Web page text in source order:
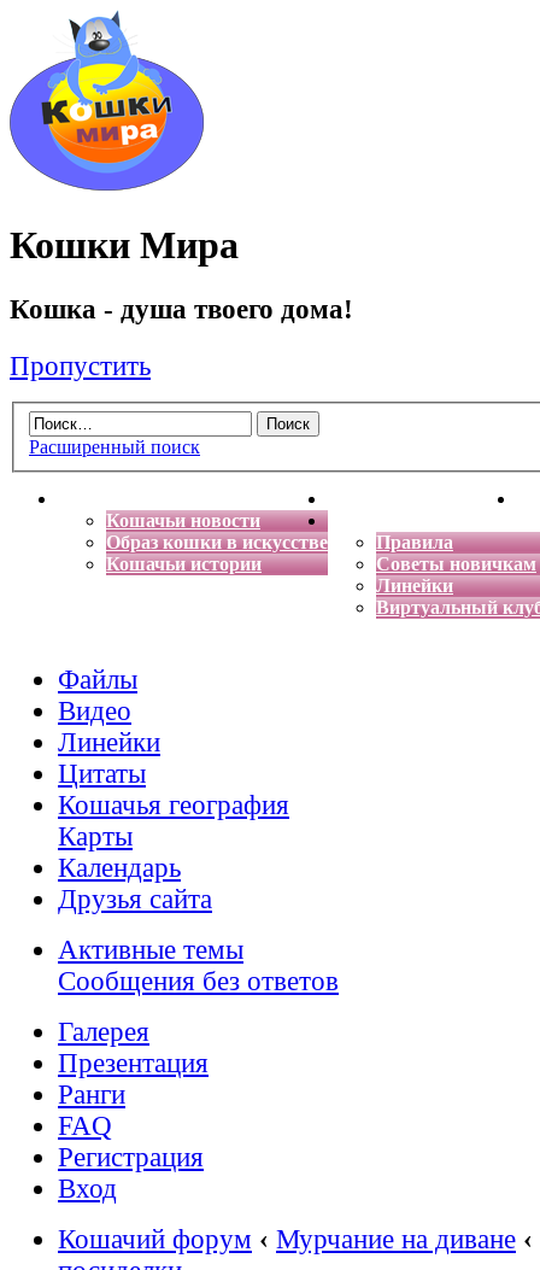
Кошки Мира
Кошка - душа твоего дома!
Пропустить
Расширенный поиск
Кошачьи новости
Образ кошки в искусстве
Кошачьи истории
Энциклопедия кошек
Правила
Советы новичкам
Линейки
Виртуальный
Файлы
Видео
Линейки
Цитаты
Кошачья география
Карты
Календарь
Друзья сайта
Активные темы
Сообщения без ответов
Галерея
Презентация
Ранги
FAQ
Регистрация
Вход
Кошачий форум ‹ Мурчание на диване ‹